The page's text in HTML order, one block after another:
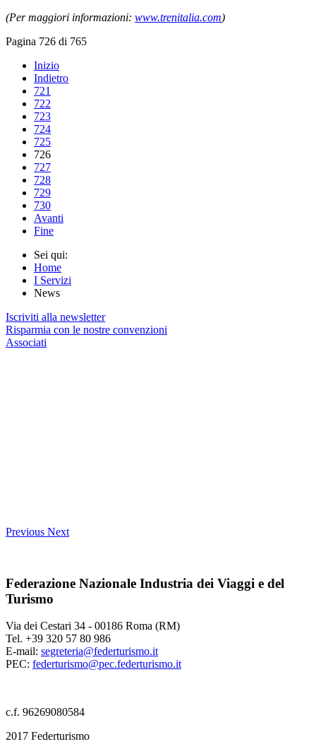
(Per maggiori informazioni: www.trenitalia.com)
Pagina 726 di 765
Inizio
Indietro
721
722
723
724
725
726
727
728
729
730
Avanti
Fine
Sei qui:
Home
I Servizi
News
Iscriviti alla newsletter
Risparmia con le nostre convenzioni
Associati
Previous Next
Federazione Nazionale Industria dei Viaggi e del
Turismo
Via dei Cestari 34 - 00186 Roma (RM)
Tel. +39 320 57 80 986
E-mail: segreteria@federturismo.it
PEC: federturismo@pec.federturismo.it
c.f. 96269080584
2017 Federturismo